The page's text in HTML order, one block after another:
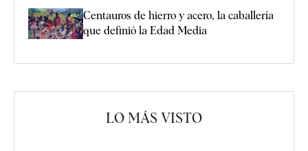
Centauros de hierro y acero, la caballería
que definió la Edad Media
LO MÁS VISTO